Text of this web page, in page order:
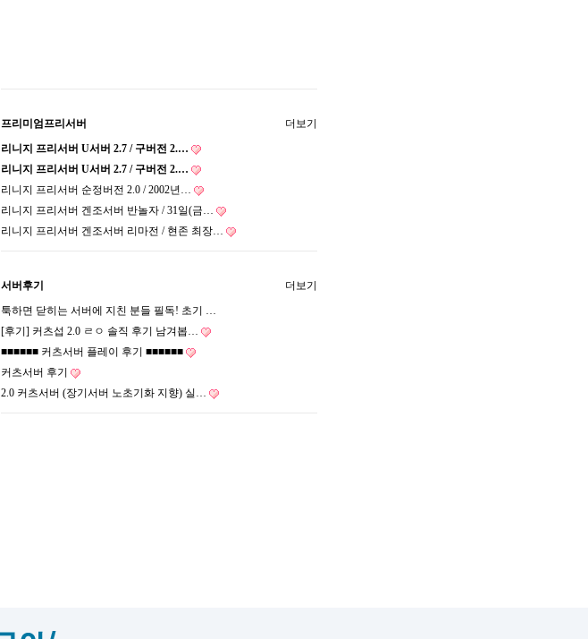
프리미엄프리서버
리니지 프리서버 U서버 2.7 / 구버전 2.…
리니지 프리서버 U서버 2.7 / 구버전 2.…
리니지 프리서버 순정버전 2.0 / 2002년…
리니지 프리서버 겐조서버 반놀자 / 31일(금…
리니지 프리서버 겐조서버 리마전 / 현존 최장…
더보기
서버후기
툭하면 닫히는 서버에 지친 분들 필독! 초기 …
[후기] 커츠섭 2.0 ㄹㅇ 솔직 후기 남겨봅…
■■■■■■ 커츠서버 플레이 후기 ■■■■■■
커츠서버 후기
2.0 커츠서버 (장기서버 노초기화 지향) 실…
더보기